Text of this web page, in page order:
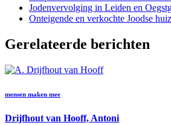
Jodenvervolging in Leiden en
Onteigende en verkochte Joodse
Gerelateerde berichten
mensen maken mee
Drijfhout van Hooff, Antoni